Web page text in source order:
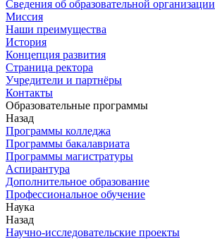
Сведения об образовательной организации
Миссия
Наши преимущества
История
Концепция развития
Страница ректора
Учредители и партнёры
Контакты
Образовательные программы
Назад
Программы колледжа
Программы бакалавриата
Программы магистратуры
Аспирантура
Дополнительное образование
Профессиональное обучение
Наука
Назад
Научно-исследовательские проекты